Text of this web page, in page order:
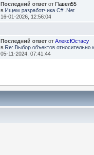
Последний ответот Павел55
в Ищем разработчика C# .Net
16-01-2026, 12:56:04
Последний ответот АлексЮстасу
в Re: Выбор объектов относительно
05-11-2024, 07:41:44